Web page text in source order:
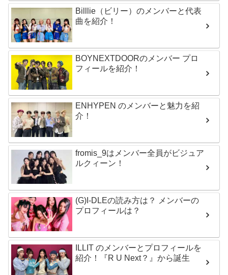
Billlie（ビリー）のメンバーと代表
曲を紹介！
BOYNEXTDOORのメンバー プロ
フィールを紹介！
ENHYPEN のメンバーと魅力を紹
介！
fromis_9はメンバー全員がビジュア
ルクィーン！
(G)I-DLEの読み方は？ メンバーの
プロフィールは？
ILLIT のメンバーとプロフィールを
紹介！『R U Next？』から誕生